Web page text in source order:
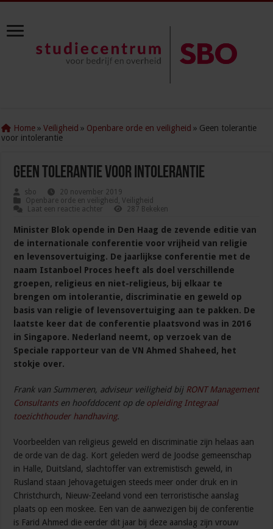
Home » Veiligheid » Openbare orde en veiligheid » Geen tolerantie
voor intolerantie
Geen tolerantie voor intolerantie
sbo
20 november 2019
Openbare orde en veiligheid ,Veiligheid
Laat een reactie achter
287 Bekeken
Minister Blok opende in Den Haag de zevende editie van
de internationale conferentie voor vrijheid van religie
en levensovertuiging. De jaarlijkse conferentie met de
naam Istanboel Proces heeft als doel verschillende
groepen, religieus en niet-religieus, bij elkaar te
brengen om intolerantie, discriminatie en geweld op
basis van religie of levensovertuiging aan te pakken. De
laatste keer dat de conferentie plaatsvond was in 2016
in Singapore. Nederland neemt, op verzoek van de
Speciale rapporteur van de VN Ahmed Shaheed, het
stokje over.
Frank van Summeren, adviseur veiligheid bij RONT Management
Consultantsen hoofddocent op de opleiding Integraal
toezichthouder handhaving.
Voorbeelden van religieus geweld en discriminatie zijn helaas aan
de orde van de dag. Kort geleden werd de Joodse gemeenschap
in Halle, Duitsland, slachtoffer van extremistisch geweld, in
Rusland staan Jehovagetuigen steeds meer onder druk en in
Christchurch, Nieuw-Zeeland vond een terroristische aanslag
plaats op een moskee. Een van de aanwezigen bij de conferentie
is Farid Ahmed die eerder dit jaar bij deze aanslag zijn vrouw